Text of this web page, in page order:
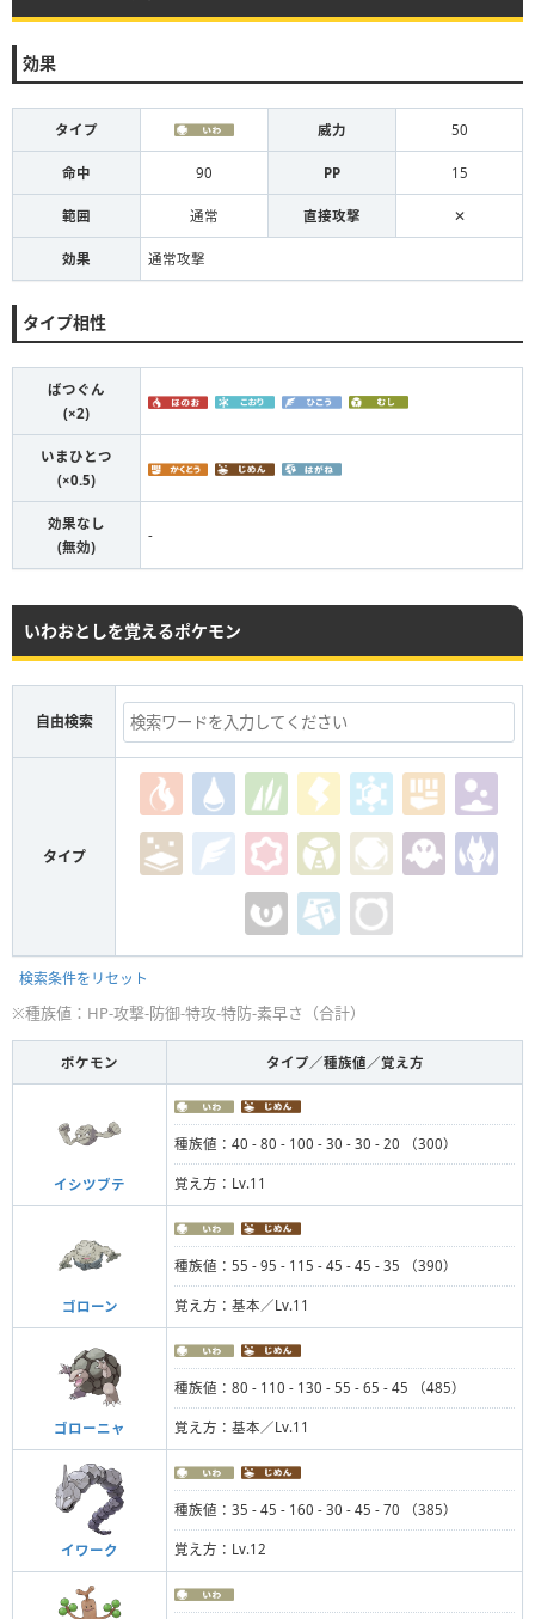
効果
タイプ 威力 50
命中 90 PP 15
範囲 通常 直接攻撃 ✕
効果 通常攻撃
タイプ相性
ばつぐん
(×2)
いまひとつ
(×0.5)
効果なし
(無効)
-
いわおとしを覚えるポケモン
自由検索
タイプ
検索条件をリセット
※種族値：HP-攻撃-防御-特攻-特防-素早さ（合計）
ポケモン タイプ／種族値／覚え方
イシツブテ
種族値：40 - 80 - 100 - 30 - 30 - 20 （300）
覚え方：Lv.11
ゴローン
種族値：55 - 95 - 115 - 45 - 45 - 35 （390）
覚え方：基本／Lv.11
ゴローニャ
種族値：80 - 110 - 130 - 55 - 65 - 45 （485）
覚え方：基本／Lv.11
イワーク
種族値：35 - 45 - 160 - 30 - 45 - 70 （385）
覚え方：Lv.12